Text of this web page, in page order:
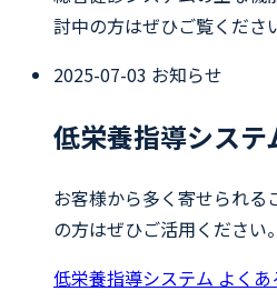
討中の方はぜひご覧くださ
2025-07-03 お知らせ
低栄養指導シス
お客様から多く寄せられる
の方はぜひご活用ください。
低栄養指導システム よくあ